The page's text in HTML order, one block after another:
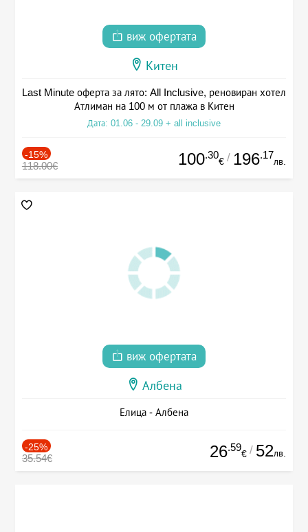
виж офертата
Китен
Last Minute оферта за лято: All Inclusive, реновиран хотел
Атлиман на 100 м от плажа в Китен
Дата: 01.06 - 29.09 + all inclusive
-15%
118.00€ 100.30
€ / 196.17
лв.
виж офертата
Албена
Елица - Албена
-25%
35.54€ 26.59
€ / 52лв.